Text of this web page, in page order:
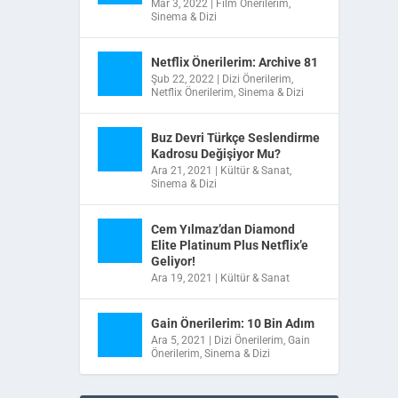
Mar 3, 2022 Film Önerilerim,
Sinema & Dizi
Netflix Önerilerim: Archive 81
Şub 22, 2022 Dizi Önerilerim,
Netflix Önerilerim,Sinema & Dizi
Buz Devri Türkçe Seslendirme
Kadrosu Değişiyor Mu?
Ara 21, 2021 Kültür & Sanat,
Sinema & Dizi
Cem Yılmaz’dan Diamond
Elite Platinum Plus Netflix’e
Geliyor!
Ara 19, 2021 Kültür & Sanat
Gain Önerilerim: 10 Bin Adım
Ara 5, 2021 Dizi Önerilerim,Gain
Önerilerim,Sinema & Dizi